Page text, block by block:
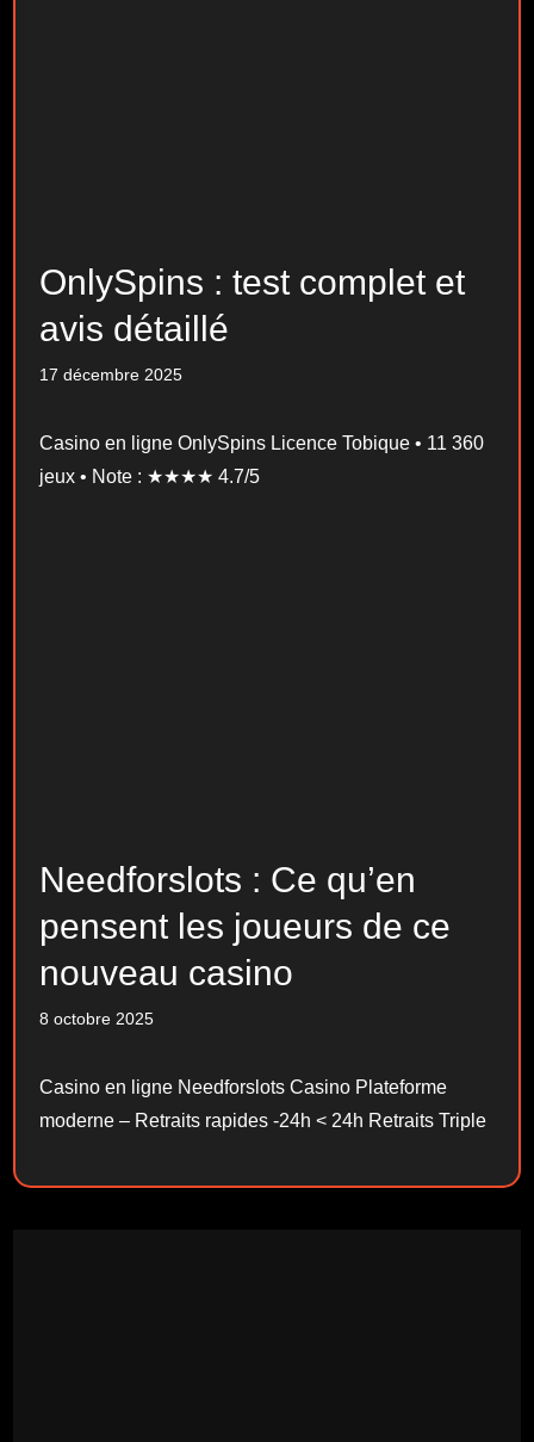
OnlySpins : test complet et
avis détaillé
17 décembre 2025
Casino en ligne OnlySpins Licence Tobique • 11 360
jeux • Note : ★★★★ 4.7/5
Needforslots : Ce qu’en
pensent les joueurs de ce
nouveau casino
8 octobre 2025
Casino en ligne Needforslots Casino Plateforme
moderne – Retraits rapides -24h < 24h Retraits Triple